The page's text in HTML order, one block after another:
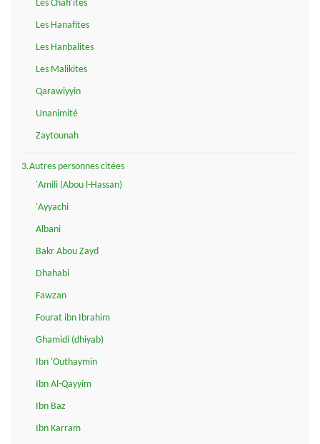
Les Chafi'ites
Les Hanafites
Les Hanbalites
Les Malikites
Qarawiyyin
Unanimité
Zaytounah
3.Autres personnes citées
'Amili (Abou l-Hassan)
'Ayyachi
Albani
Bakr Abou Zayd
Dhahabi
Fawzan
Fourat ibn Ibrahim
Ghamidi (dhiyab)
Ibn 'Outhaymin
Ibn Al-Qayyim
Ibn Baz
Ibn Karram